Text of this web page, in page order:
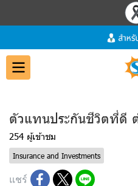
ตัวแทนประกันชีวิตที่ดี
254 ผู้เข้าชม
Insurance and Investments
แชร์